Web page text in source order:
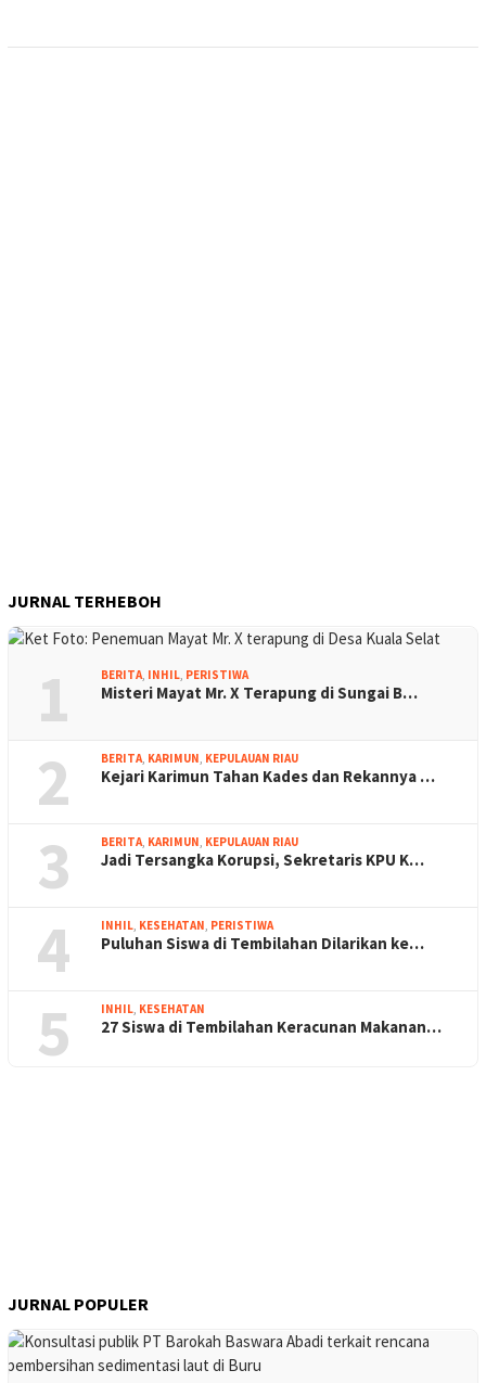
JURNAL TERHEBOH
1 BERITA, INHIL, PERISTIWA
Misteri Mayat Mr. X Terapung di Sungai B…
2 BERITA, KARIMUN, KEPULAUAN RIAU
Kejari Karimun Tahan Kades dan Rekannya …
3 BERITA, KARIMUN, KEPULAUAN RIAU
Jadi Tersangka Korupsi, Sekretaris KPU K…
4 INHIL, KESEHATAN, PERISTIWA
Puluhan Siswa di Tembilahan Dilarikan ke…
5 INHIL, KESEHATAN
27 Siswa di Tembilahan Keracunan Makanan…
JURNAL POPULER